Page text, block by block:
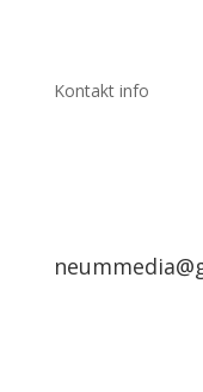
Kontakt info